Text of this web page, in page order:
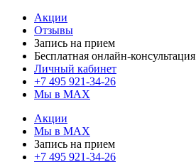
Акции
Отзывы
Запись на прием
Бесплатная онлайн-консультация
Личный кабинет
+7 495 921-34-26
Мы в MAX
Акции
Мы в MAX
Запись на прием
+7 495 921-34-26